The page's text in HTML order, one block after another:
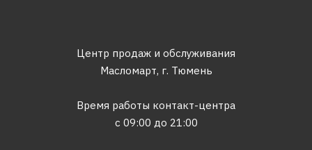
Центр продаж и обслуживания
Масломарт, г. Тюмень
Время работы контакт-центра
с 09:00 до 21:00